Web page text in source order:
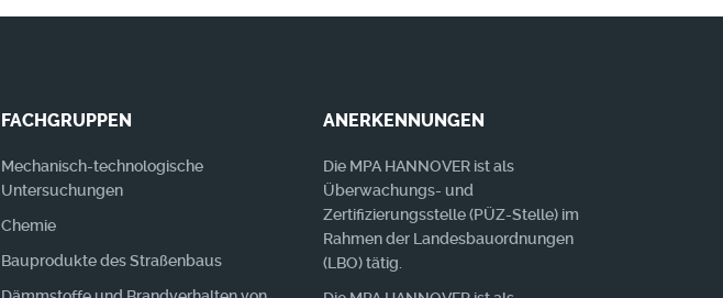
FACHGRUPPEN
Mechanisch-technologische
Untersuchungen
Chemie
Bauprodukte des Straßenbaus
ANERKENNUNGEN
Die MPA HANNOVER ist als
Überwachungs- und
Zertifizierungsstelle (PÜZ-Stelle) im
Rahmen der Landesbauordnungen
(LBO) tätig.